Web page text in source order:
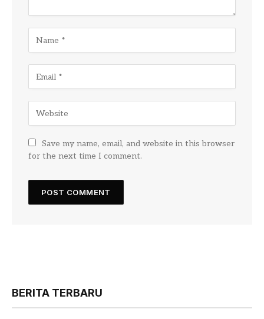
Save my name, email, and website in this browser
for the next time I comment.
BERITA TERBARU